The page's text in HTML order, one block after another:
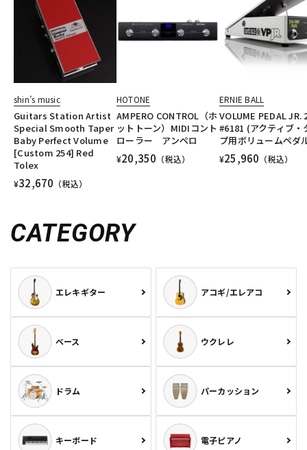
shin’s music
Guitars Station Artist
Special Smooth Taper
Baby Perfect Volume
[Custom 254] Red
Tolex
¥32,670 （税込）
HOTONE
AMPERO CONTROL（ホ
ットトーン）MIDIコント
ローラー アンペロ
¥20,350 （税込）
ERNIE BALL
VOLUME PEDAL JR.
#6181 (アクティブ・
プ用ボリュームペダ
¥25,960 （税込）
CATEGORY
エレキギター アコギ/エレアコ
ベース ウクレレ
ドラム パーカッション
キーボード 電子ピアノ